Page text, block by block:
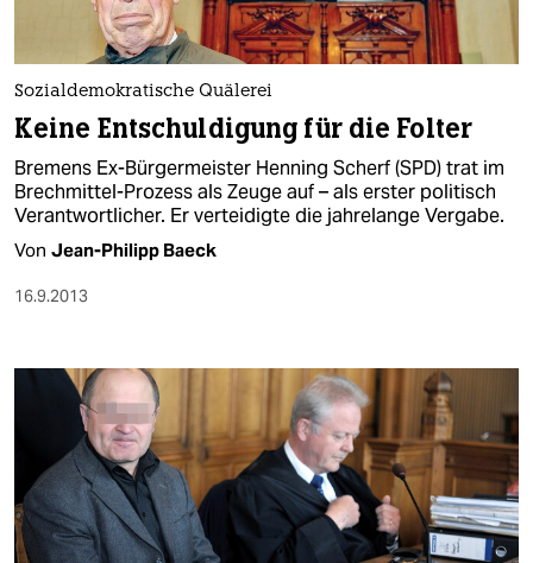
Sozialdemokratische Quälerei
Keine Entschuldigung für die Folter
Bremens Ex-Bürgermeister Henning Scherf (SPD) trat im
Brechmittel-Prozess als Zeuge auf – als erster politisch
Verantwortlicher. Er verteidigte die jahrelange Vergabe.
Von Jean-Philipp Baeck
16.9.2013